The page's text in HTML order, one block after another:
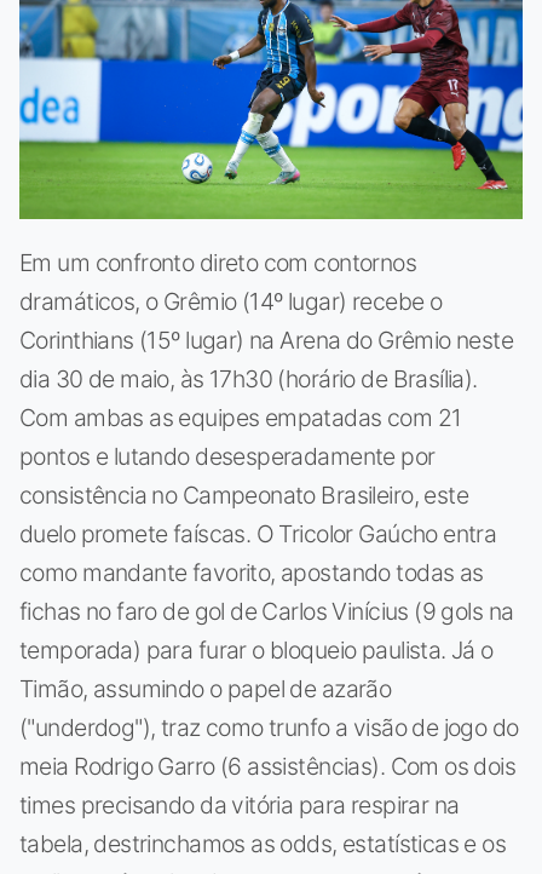
Em um confronto direto com contornos
dramáticos, o Grêmio (14º lugar) recebe o
Corinthians (15º lugar) na Arena do Grêmio neste
dia 30 de maio, às 17h30 (horário de Brasília).
Com ambas as equipes empatadas com 21
pontos e lutando desesperadamente por
consistência no Campeonato Brasileiro, este
duelo promete faíscas. O Tricolor Gaúcho entra
como mandante favorito, apostando todas as
fichas no faro de gol de Carlos Vinícius (9 gols na
temporada) para furar o bloqueio paulista. Já o
Timão, assumindo o papel de azarão
("underdog"), traz como trunfo a visão de jogo do
meia Rodrigo Garro (6 assistências). Com os dois
times precisando da vitória para respirar na
tabela, destrinchamos as odds, estatísticas e os